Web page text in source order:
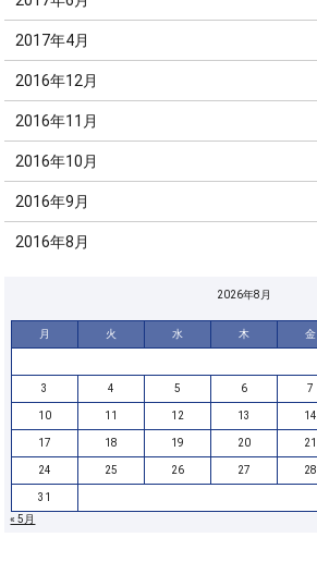
2017年4月
2016年12月
2016年11月
2016年10月
2016年9月
2016年8月
2026年8月
月 火 水 木 金
3 4 5 6 7
10 11 12 13 14
17 18 19 20 21
24 25 26 27 28
31
« 5月